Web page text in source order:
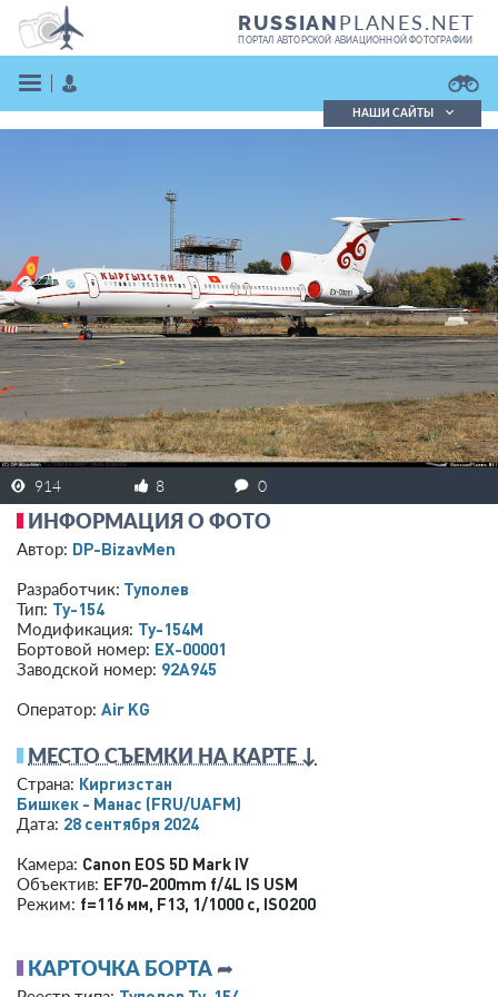
RUSSIANPLANES.NET
ПОРТАЛ АВТОРСКОЙ АВИАЦИОННОЙ ФОТОГРАФИИ
ЗАРЕГИСТРИРОВАТЬСЯ
Кратко
НАШИ САЙТЫ
914 8 0
ИНФОРМАЦИЯ О ФОТО
Автор: DP-BizavMen
Разработчик: Туполев
Тип: Ту-154
Модификация: Ту-154М
Бортовой номер: EX-00001
Заводской номер: 92A945
Оператор: Air KG
МЕСТО СЪЕМКИ НА КАРТЕ ↓
Страна: Киргизстан
Бишкек - Манас (FRU/UAFM)
Дата: 28 сентября 2024
Камера: Canon EOS 5D Mark IV
Объектив: EF70-200mm f/4L IS USM
Режим: f=116 мм, F13, 1/1000 с, ISO200
КАРТОЧКА БОРТА ➦